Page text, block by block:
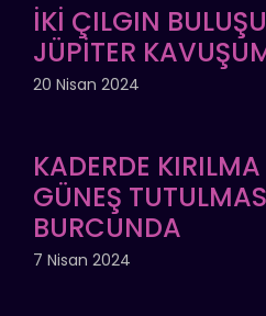
İKİ ÇILGIN
JÜPİTER
20 Nisan 2024
KADERDE
GÜNEŞ
BURCUNDA
7 Nisan 2024